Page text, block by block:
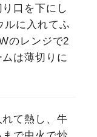
口を下にし
ルに入れてふ
のレンジで2
は薄切りに
て熱し、牛